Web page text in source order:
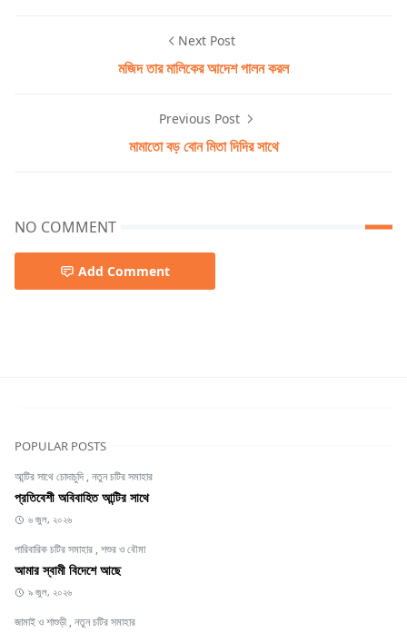
Next Post
মজিদ তার মালিকের আদেশ পালন করল
Previous Post
মামাতো বড় বোন মিতা দিদির সাথে
NO COMMENT
Add Comment
POPULAR POSTS
আন্টির সাথে চোদাচুদি ,নতুন চটির সমাহার
প্রতিবেশী অবিবাহিত আন্টির সাথে
৬ জুল, ২০২৬
পারিবারিক চটির সমাহার ,শশুর ও বৌমা
আমার স্বামী বিদেশে আছে
৯ জুল, ২০২৬
জামাই ও শাশুড়ী ,নতুন চটির সমাহার